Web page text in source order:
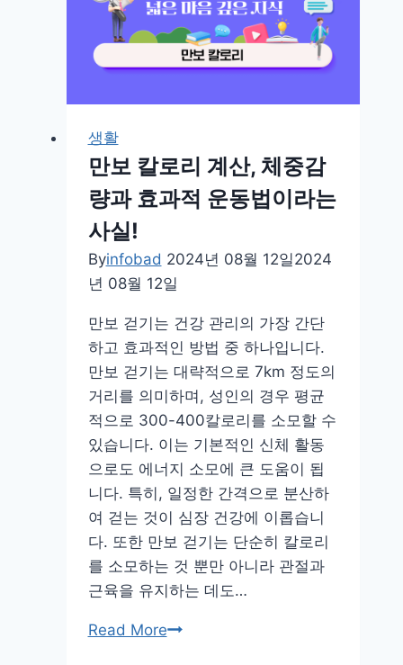
때
소
리
인
예
방
법
리
알
두
면
도
움
이
돼
요!
생활
만보 칼로리 계산, 체중감
량과 효과적 운동법이라는
사실!
Byinfobad 2024년 08월 12일2024
년 08월 12일
만보 걷기는 건강 관리의 가장 간단
하고 효과적인 방법 중 하나입니다.
만보 걷기는 대략적으로 7km 정도의
거리를 의미하며, 성인의 경우 평균
적으로 300-400칼로리를 소모할 수
있습니다. 이는 기본적인 신체 활동
으로도 에너지 소모에 큰 도움이 됩
니다. 특히, 일정한 간격으로 분산하
여 걷는 것이 심장 건강에 이롭습니
다. 또한 만보 걷기는 단순히 칼로리
를 소모하는 것 뿐만 아니라 관절과
근육을 유지하는 데도…
Read More만